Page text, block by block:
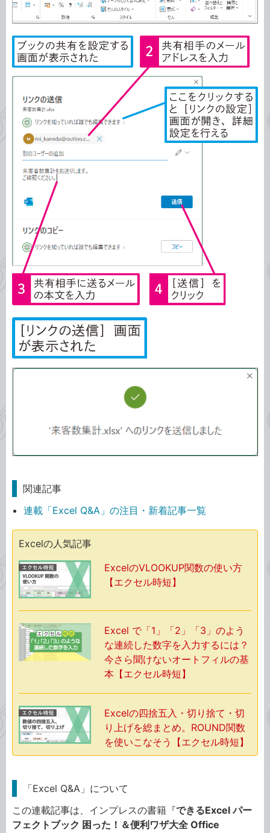
関連記事
連載「Excel Q&A」の注目・新着記事一覧
Excelの人気記事
ExcelのVLOOKUP関数の使い方
【エクセル時短】
Excel で「1」「2」「3」のよう
な連続した数字を入力するには？
今さら聞けないオートフィルの基
本【エクセル時短】
Excelの四捨五入・切り捨て・切
り上げを総まとめ。ROUND関数
を使いこなそう【エクセル時短】
「Excel Q&A」について
この連載記事は、インプレスの書籍『できるExcel パー
フェクトブック 困った！＆便利ワザ大全 Office